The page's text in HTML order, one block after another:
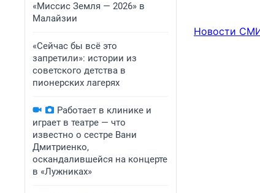
«Миссис Земля — 2026» в
Малайзии
«Сейчас бы всё это
запретили»: истории из
советского детства в
пионерских лагерях
Работает в клинике и
играет в театре — что
известно о сестре Вани
Дмитриенко,
оскандалившейся на концерте
в «Лужниках»
Новости